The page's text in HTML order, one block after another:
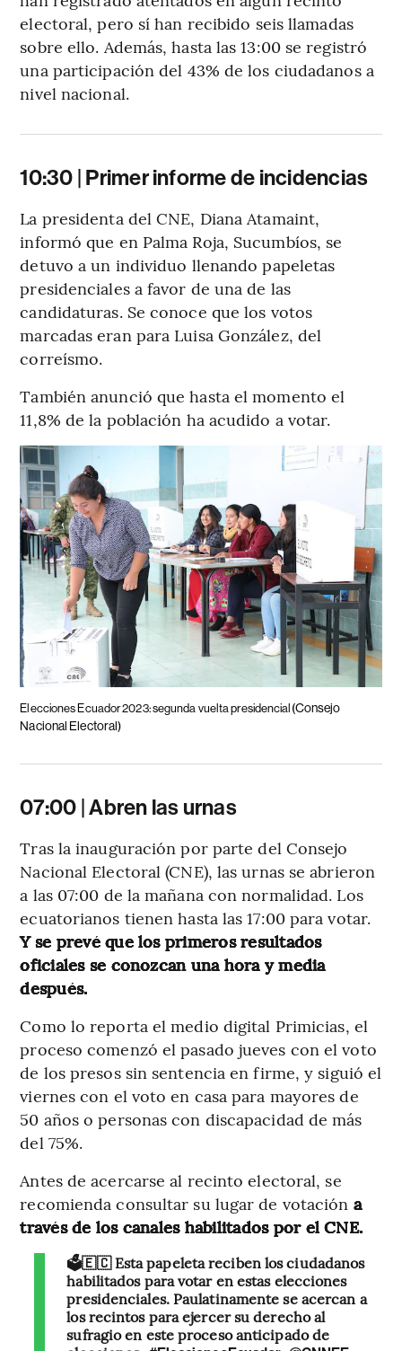
electoral, pero sí han recibido seis llamadas
sobre ello. Además, hasta las 13:00 se registró
una participación del 43% de los ciudadanos a
nivel nacional.
10:30 | Primer informe de incidencias
La presidenta del CNE, Diana Atamaint,
informó que en Palma Roja, Sucumbíos, se
detuvo a un individuo llenando papeletas
presidenciales a favor de una de las
candidaturas. Se conoce que los votos
marcadas eran para Luisa González, del
correísmo.
También anunció que hasta el momento el
11,8% de la población ha acudido a votar.
Elecciones Ecuador 2023: segunda vuelta presidencial (Consejo
Nacional Electoral)
07:00 | Abren las urnas
Tras la inauguración por parte del Consejo
Nacional Electoral (CNE), las urnas se abrieron
a las 07:00 de la mañana con normalidad. Los
ecuatorianos tienen hasta las 17:00 para votar.
Y se prevé que los primeros resultados
oficiales se conozcan una hora y media
después.
Como lo reporta el medio digital Primicias, el
proceso comenzó el pasado jueves con el voto
de los presos sin sentencia en firme, y siguió el
viernes con el voto en casa para mayores de
50 años o personas con discapacidad de más
del 75%.
Antes de acercarse al recinto electoral, se
recomienda consultar su lugar de votación a
través de los canales habilitados por el CNE.
🗳️🇪🇨 Esta papeleta reciben los ciudadanos
habilitados para votar en estas elecciones
presidenciales. Paulatinamente se acercan a
los recintos para ejercer su derecho al
sufragio en este proceso anticipado de